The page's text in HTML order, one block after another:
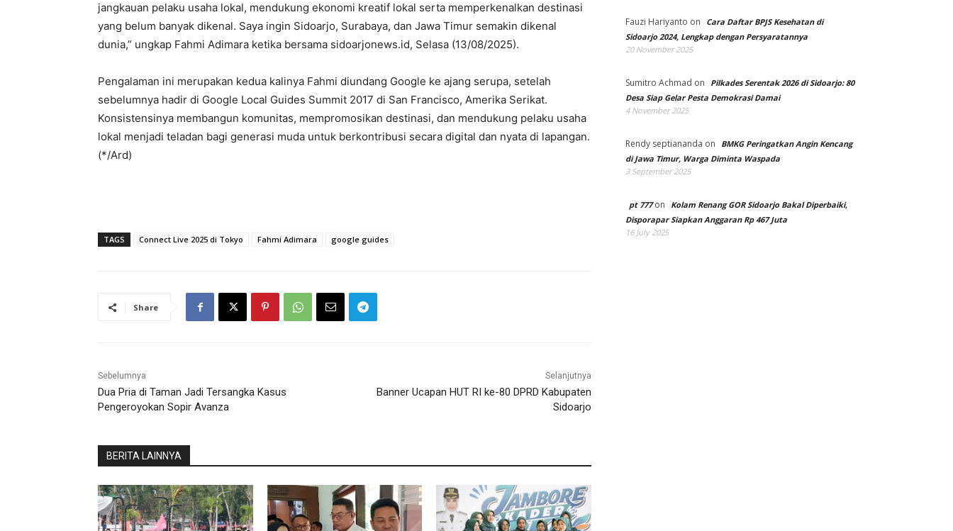
jangkauan pelaku usaha lokal, mendukung ekonomi kreatif lokal serta memperkenalkan destinasi
yang belum banyak dikenal. Saya ingin Sidoarjo, Surabaya, dan Jawa Timur semakin dikenal
dunia,” ungkap Fahmi Adimara ketika bersama sidoarjonews.id, Selasa (13/08/2025).
Pengalaman ini merupakan kedua kalinya Fahmi diundang Google ke ajang serupa, setelah
sebelumnya hadir di Google Local Guides Summit 2017 di San Francisco, Amerika Serikat.
Konsistensinya membangun komunitas, mempromosikan destinasi, dan mendukung pelaku usaha
lokal menjadi teladan bagi generasi muda untuk berkontribusi secara digital dan nyata di lapangan.
(*/Ard)
TAGS Connect Live 2025 di Tokyo Fahmi Adimara google guides
Share
Sebelumnya
Dua Pria di Taman Jadi Tersangka Kasus
Pengeroyokan Sopir Avanza
Selanjutnya
Banner Ucapan HUT RI ke-80 DPRD Kabupaten
Sidoarjo
BERITA LAINNYA
Fauzi Hariyanto on
Cara Daftar BPJS Kesehatan di
Sidoarjo 2024, Lengkap dengan Persyaratannya
20 November 2025
Sumitro Achmad on
Pilkades Serentak 2026 di Sidoarjo: 80
Desa Siap Gelar Pesta Demokrasi Damai
4 November 2025
Rendy septiananda on
BMKG Peringatkan Angin Kencang
di Jawa Timur, Warga Diminta Waspada
3 September 2025
pt 777on
Kolam Renang GOR Sidoarjo Bakal Diperbaiki,
Disporapar Siapkan Anggaran Rp 467 Juta
16 July 2025